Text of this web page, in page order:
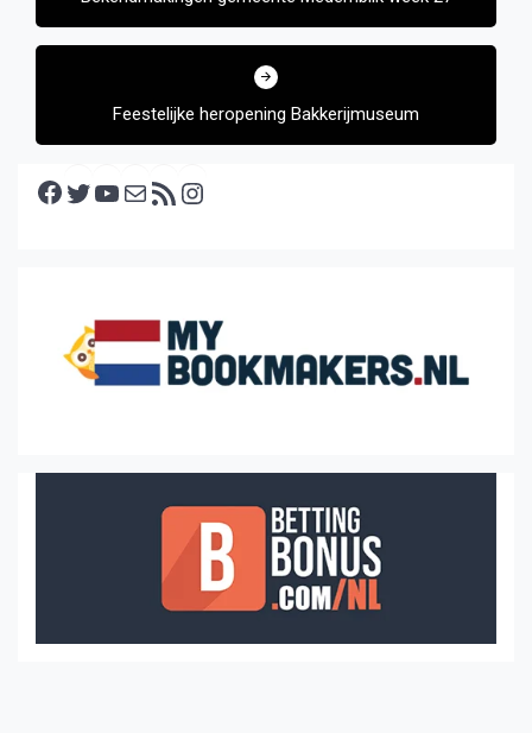
Feestelijke heropening Bakkerijmuseum
Facebook Twitter YouTube E-mail RSS feed